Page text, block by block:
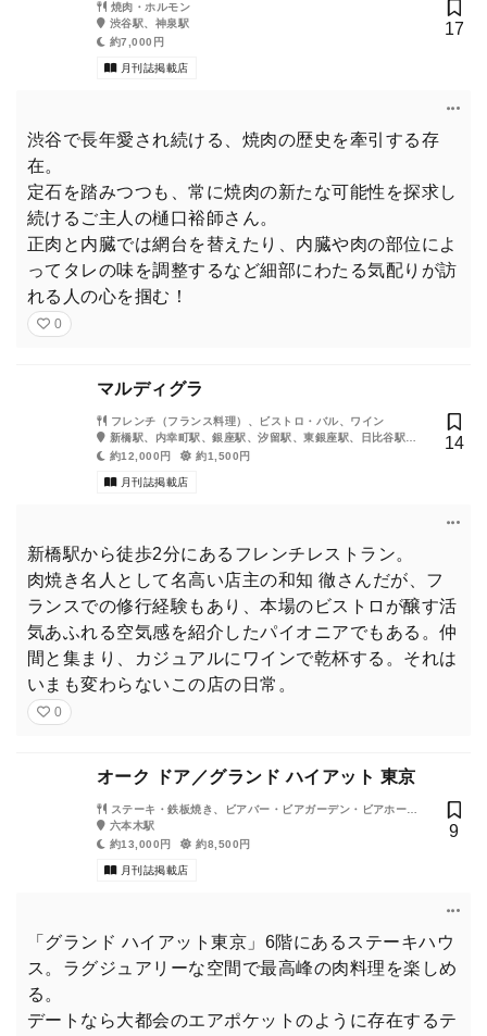
焼肉・ホルモン
渋谷駅、神泉駅
約7,000円
月刊誌掲載店
17
渋谷で長年愛され続ける、焼肉の歴史を牽引する存
在。
定石を踏みつつも、常に焼肉の新たな可能性を探求し
続けるご主人の樋口裕師さん。
正肉と内臓では網台を替えたり、内臓や肉の部位によ
ってタレの味を調整するなど細部にわたる気配りが訪
れる人の心を掴む！
0
マルディグラ
フレンチ（フランス料理）、ビストロ・バル、ワイン
新橋駅、内幸町駅、銀座駅、汐留駅、東銀座駅、日比谷駅、
築地市場駅
約12,000円 約1,500円
月刊誌掲載店
14
新橋駅から徒歩2分にあるフレンチレストラン。
肉焼き名人として名高い店主の和知 徹さんだが、フ
ランスでの修行経験もあり、本場のビストロが醸す活
気あふれる空気感を紹介したパイオニアでもある。仲
間と集まり、カジュアルにワインで乾杯する。それは
いまも変わらないこの店の日常。
0
オーク ドア／グランド ハイアット 東京
ステーキ・鉄板焼き、ビアバー・ビアガーデン・ビアホー
ル、ハンバーガー
六本木駅
約13,000円
約8,500円
月刊誌掲載店
9
「グランド ハイアット東京」6階にあるステーキハウ
ス。ラグジュアリーな空間で最高峰の肉料理を楽しめ
る。
デートなら大都会のエアポケットのように存在するテ